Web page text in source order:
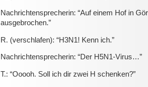
Nachrichtensprecherin: “Auf einem Hof in
ausgebrochen.”
R. (verschlafen): “H3N1! Kenn ich.”
Nachrichtensprecherin: “Der H5N1-Virus…”
T.: “Ooooh. Soll ich dir zwei H schenken?”